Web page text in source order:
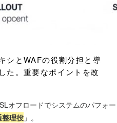
シとWAFの役割分担と導
た。重要なポイントを改
オフロードでシステムのパフォー
整理役 」。